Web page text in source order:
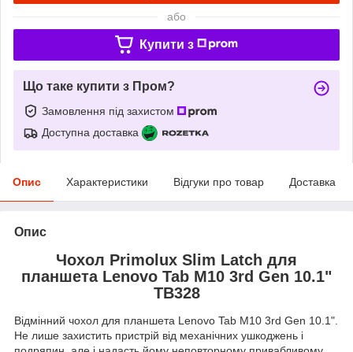
або
Купити з
Що таке купити з Пром?
Замовлення під захистом
Доступна доставка
Опис Характеристики Відгуки про товар Доставка
Опис
Чохол Primolux Slim Latch для
планшета Lenovo Tab M10 3rd Gen 10.1"
TB328
Відмінний чохол для планшета Lenovo Tab M10 3rd Gen 10.1".
Не лише захистить пристрій від механічних ушкоджень і